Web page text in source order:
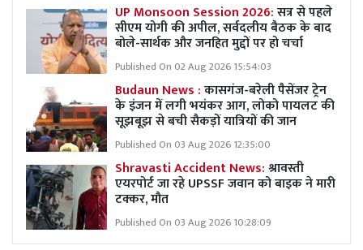
UP Monsoon Session 2026:सत्र से पहले
सीएम योगी की अपील, सर्वदलीय बैठक के बाद
बोले-सार्थक और जनहित मुद्दों पर हो चर्चा
Published On 02 Aug 2026 15:54:03
Budaun News :कासगंज-बरेली पैसेंजर ट्रेन
के इंजन में लगी भयंकर आग, लोको पायलट की
सूझबूझ से बची सैकड़ों यात्रियों की जान
Published On 03 Aug 2026 12:35:00
Shravasti Accident News:श्रावस्ती
एयरपोर्ट जा रहे UPSSF जवान को बाइक ने मारी
टक्कर, मौत
Published On 03 Aug 2026 10:28:09